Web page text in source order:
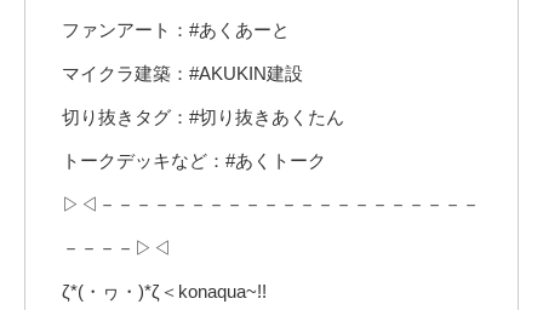
ファンアート：#あくあーと
マイクラ建築：#AKUKIN建設
切り抜きタグ：#切り抜きあくたん
トークデッキなど：#あくトーク
▷◁－－－－－－－－－－－－－－－－－－－－－
－－－－▷◁
ζ*(・ヮ・)*ζ＜konaqua~!!